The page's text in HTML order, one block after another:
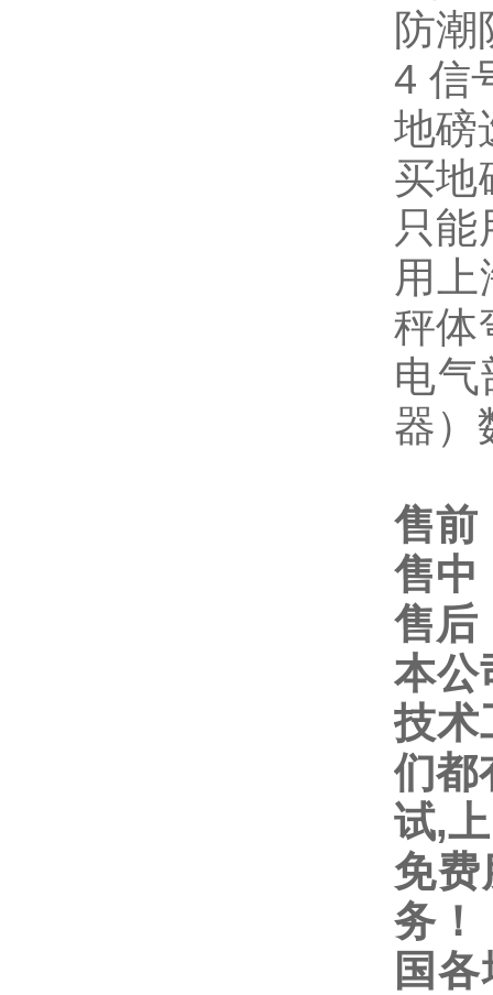
防潮
4 信
地磅
买地
只
用
秤体
电
器）
售前
售中
售后
本公
技术
们都
试,
免费
务！
国